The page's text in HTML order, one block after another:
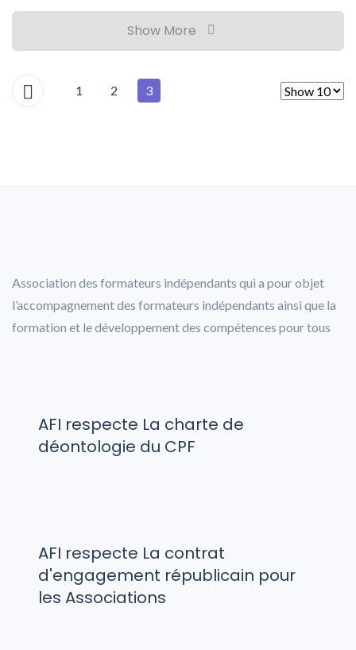
Show More
1 2 3
Association des formateurs indépendants qui a pour objet
l’accompagnement des formateurs indépendants ainsi que la
formation et le développement des compétences pour tous
AFI respecte La charte de
déontologie du CPF
AFI respecte La contrat
d'engagement républicain pour
les Associations